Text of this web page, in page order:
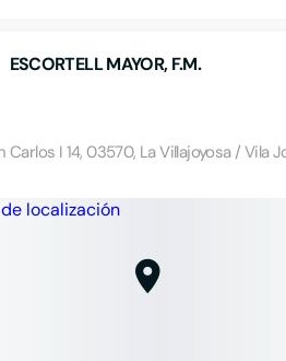
ESCORTELL MAYOR, F.M.
Carlos I 14, 03570, La Villajoyosa / Vila